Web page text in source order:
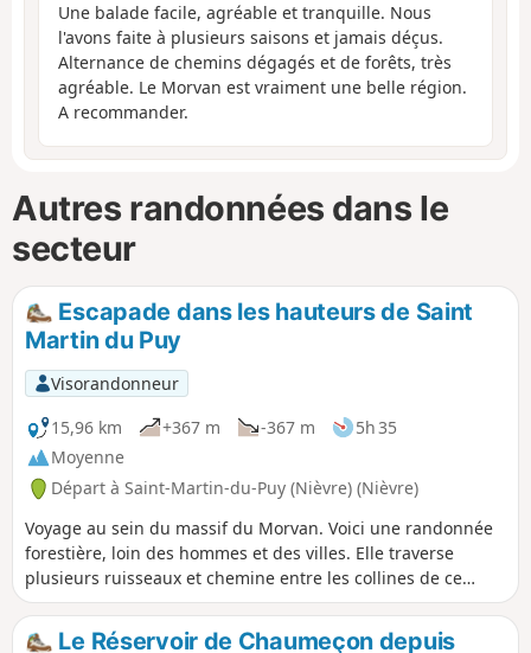
Une balade facile, agréable et tranquille. Nous
l'avons faite à plusieurs saisons et jamais déçus.
Alternance de chemins dégagés et de forêts, très
agréable. Le Morvan est vraiment une belle région.
A recommander.
Autres randonnées dans le
secteur
Escapade dans les hauteurs de Saint
Martin du Puy
Visorandonneur
15,96 km
+367 m -367 m
5h 35
Moyenne
Départ à Saint-Martin-du-Puy (Nièvre) (Nièvre)
Voyage au sein du massif du Morvan. Voici une randonnée
forestière, loin des hommes et des villes. Elle traverse
plusieurs ruisseaux et chemine entre les collines de ce
paysage verdoyant. Les éventuels marquages sur la
randonnée ne sont pas à prendre en compte.
Le Réservoir de Chaumeçon depuis